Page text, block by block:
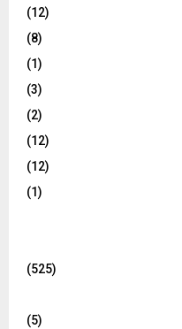
(12)
(8)
(1)
(3)
(2)
(12)
(12)
(1)
(525)
(5)